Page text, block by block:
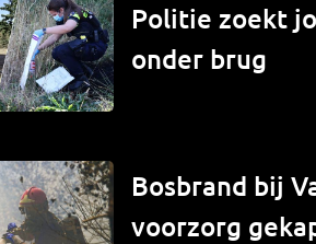
Politie zoekt
onder brug
Bosbrand bij
voorzorg